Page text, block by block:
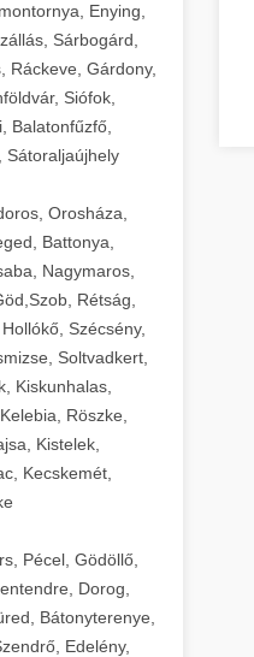
Enying,
Sárbogárd,
Ráckeve, Gárdony,
Siófok,
Balatonfűzfő,
Sátoraljaújhely
Orosháza,
Battonya,
Nagymaros,
Rétság,
Szécsény,
Soltvadkert,
Kiskunhalas,
Röszke,
Kistelek,
Kecskemét,
Pécel, Gödöllő,
Dorog,
Bátonyterenye,
Edelény,